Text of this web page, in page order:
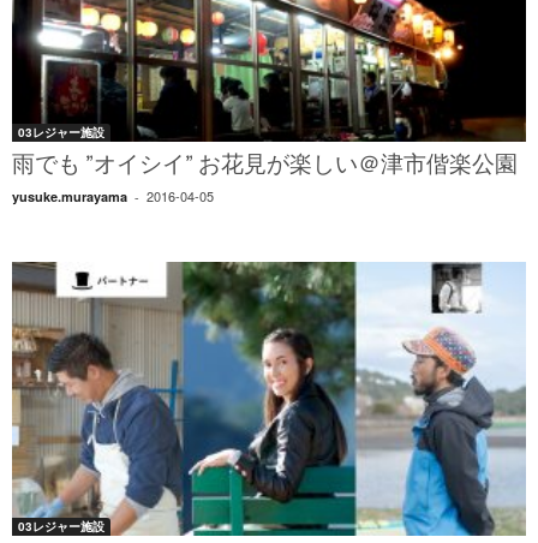
03レジャー施設
雨でも ”オイシイ” お花見が楽しい＠津市偕楽公園
yusuke.murayama - 2016-04-05
03レジャー施設